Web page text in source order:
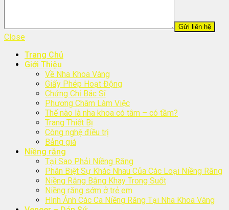
Close
Trang Chủ
Giới Thiệu
Về Nha Khoa Vàng
Giấy Phép Hoạt Động
Chứng Chỉ Bác Sĩ
Phương Châm Làm Việc
Thế nào là nha khoa có tâm – có tầm?
Trang Thiết Bị
Công nghệ điều trị
Bảng giá
Niềng răng
Tại Sao Phải Niềng Răng
Phân Biệt Sự Khác Nhau Của Các Loại Niềng Răng
Niềng Răng Bằng Khay Trong Suốt
Niềng răng sớm ở trẻ em
Hình Ảnh Các Ca Niềng Răng Tại Nha Khoa Vàng